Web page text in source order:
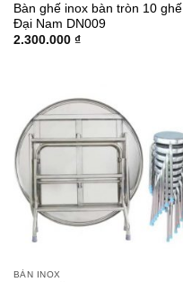
Bàn ghế inox bàn tròn 10 ghế
Đại Nam DN009
2.300.000 ₫
BÀN INOX